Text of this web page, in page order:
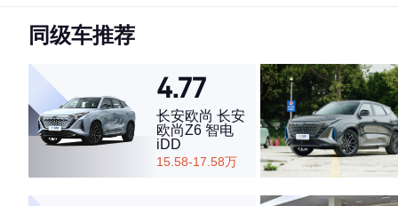
·外观表现较为优秀，优于53%同级车
·空间表现一般，低于79%同级车
同级车推荐
4.77
长安欧尚 长安
欧尚Z6 智电
iDD
15.58-17.58万